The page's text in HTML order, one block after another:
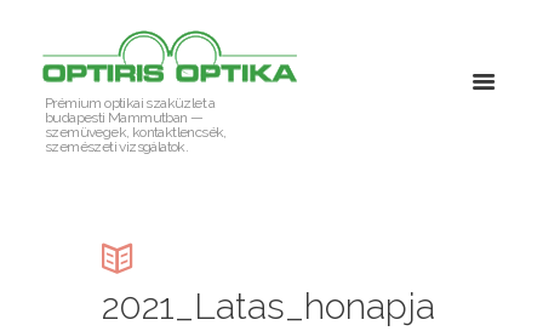
Prémium optikai szaküzlet a
budapesti Mammutban —
szemüvegek, kontaktlencsék,
szemészeti vizsgálatok.
2021_Latas_honapja